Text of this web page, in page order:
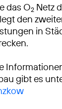
das O2 Netz
den
in
gibt es